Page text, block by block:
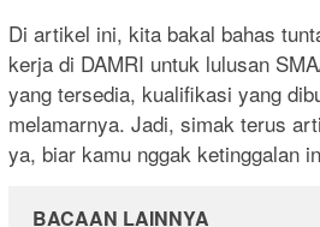
Di artikel ini, kita bakal bahas
kerja di DAMRI untuk lulusan
yang tersedia, kualifikasi yang
melamarnya. Jadi, simak terus
ya, biar kamu nggak ketinggalan
BACAAN LAINNYA